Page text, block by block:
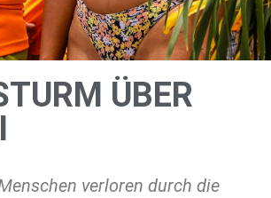
ÜBER
verloren durch die